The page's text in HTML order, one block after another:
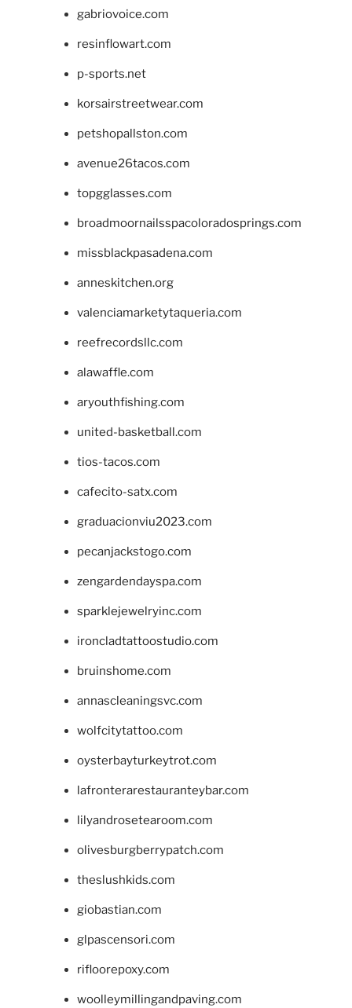
gabriovoice.com
resinflowart.com
p-sports.net
korsairstreetwear.com
petshopallston.com
avenue26tacos.com
topgglasses.com
broadmoornailsspacoloradosprings.com
missblackpasadena.com
anneskitchen.org
valenciamarketytaqueria.com
reefrecordsllc.com
alawaffle.com
aryouthfishing.com
united-basketball.com
tios-tacos.com
cafecito-satx.com
graduacionviu2023.com
pecanjackstogo.com
zengardendayspa.com
sparklejewelryinc.com
ironcladtattoostudio.com
bruinshome.com
annascleaningsvc.com
wolfcitytattoo.com
oysterbayturkeytrot.com
lafronterarestauranteybar.com
lilyandrosetearoom.com
olivesburgberrypatch.com
theslushkids.com
giobastian.com
glpascensori.com
rifloorepoxy.com
woolleymillingandpaving.com